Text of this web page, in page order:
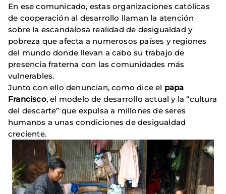
En ese comunicado, estas organizaciones católicas
de cooperación al desarrollo llaman la atención
sobre la escandalosa realidad de desigualdad y
pobreza que afecta a numerosos países y regiones
del mundo donde llevan a cabo su trabajo de
presencia fraterna con las comunidades más
vulnerables.
Junto con ello denuncian, como dice el papa
Francisco, el modelo de desarrollo actual y la “cultura
del descarte” que expulsa a millones de seres
humanos a unas condiciones de desigualdad
creciente.